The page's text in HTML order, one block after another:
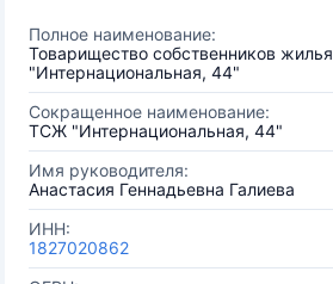
Полное наименование:
Товарищество собственников жилья
"Интернациональная, 44"
Сокращенное наименование:
ТСЖ "Интернациональная, 44"
Имя руководителя:
Анастасия Геннадьевна Галиева
ИНН:
1827020862